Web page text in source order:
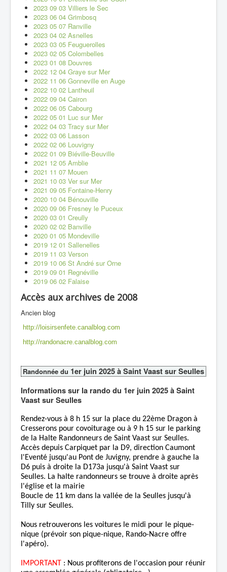
2023 09 03 Villiers le Sec
2023 06 04 Grimbosq
2023 05 07 Ranville
2023 04 02 Asnelles
2023 03 05 Feuguerolles
2023 02 05 Colombelles
2023 01 08 Douvres
2022 12 04 Graye sur Mer
2022 11 06 Gonneville en Auge
2022 10 02 Lantheuil
2022 09 04 Cairon
2022 06 05 Cabourg
2022 05 01 Luc sur Mer
2022 04 03 Tracy sur Mer
2022 03 06 Lasson
2022 02 06 Louvigny
2022 01 09 Biéville-Beuville
2021 12 05 Amblie
2021 11 07 Mouen
2021 10 03 Ver sur Mer
2021 09 05 Fontaine-Henry
2020 10 04 Bénouville
2020 09 06 Fresney le Puceux
2020 03 01 Creully
2020 02 02 Banville
2020 01 05 Mondeville
2019 12 01 Sallenelles
2019 11 03 Verson
2019 10 06 St André sur Orne
2019 09 01 Regnéville
2019 06 02 Falaise
Accès aux archives de 2008
Ancien blog
http://loisirsenfete.canalblog.com
http://randonacre.canalblog.com
Randonnée du 1er juin 2025 à Saint Vaast sur Seulles
Informations sur la rando du 1er juin 2025 à Saint
Vaast sur Seulles
Rendez-vous à 8 h 15 sur la place du 22ème Dragon à
Cresserons pour covoiturage ou à 9 h 15 sur le parking
de la Halte Randonneurs de Saint Vaast sur Seulles.
Accès depuis Carpiquet par la D9, direction Caumont
l'Eventé jusqu'au Pont de Juvigny, prendre à gauche la
D6 puis à droite la D173a jusqu'à Saint Vaast sur
Seulles. La halte randonneurs se trouve à droite après
l'église et la mairie
Boucle de 11 km dans la vallée de la Seulles jusqu'à
Tilly sur Seulles.
Nous retrouverons les voitures le midi pour le pique-
nique (prévoir son pique-nique, Rando-Nacre offre
l'apéro).
IMPORTANT : Nous profiterons de l'occasion pour réunir